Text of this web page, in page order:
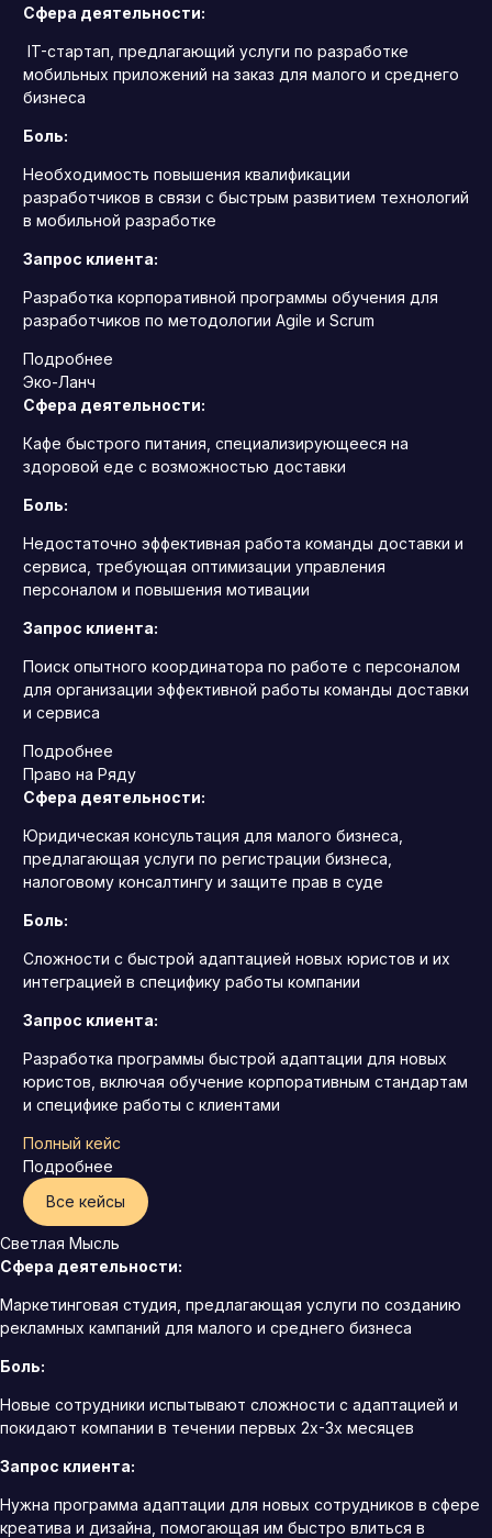
Сфера деятельности:
IT-стартап, предлагающий услуги по разработке
мобильных приложений на заказ для малого и среднего
бизнеса
Боль:
Необходимость повышения квалификации
разработчиков в связи с быстрым развитием технологий
в мобильной разработке
Запрос клиента:
Разработка корпоративной программы обучения для
разработчиков по методологии Agile и Scrum
Подробнее
Эко-Ланч
Сфера деятельности:
Кафе быстрого питания, специализирующееся на
здоровой еде с возможностью доставки
Боль:
Недостаточно эффективная работа команды доставки и
сервиса, требующая оптимизации управления
персоналом и повышения мотивации
Запрос клиента:
Поиск опытного координатора по работе с персоналом
для организации эффективной работы команды доставки
и сервиса
Подробнее
Право на Ряду
Сфера деятельности:
Юридическая консультация для малого бизнеса,
предлагающая услуги по регистрации бизнеса,
налоговому консалтингу и защите прав в суде
Боль:
Сложности с быстрой адаптацией новых юристов и их
интеграцией в специфику работы компании
Запрос клиента:
Разработка программы быстрой адаптации для новых
юристов, включая обучение корпоративным стандартам
и специфике работы с клиентами
Полный кейс
Подробнее
Все кейсы
Светлая Мысль
Сфера деятельности:
Маркетинговая студия, предлагающая услуги по созданию
рекламных кампаний для малого и среднего бизнеса
Боль:
Новые сотрудники испытывают сложности с адаптацией и
покидают компании в течении первых 2х-3х месяцев
Запрос клиента:
Нужна программа адаптации для новых сотрудников в сфере
креатива и дизайна, помогающая им быстро влиться в